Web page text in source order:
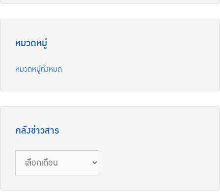
หมวดหมู่
หมวดหมู่ทั้งหมด
คลังข่าวสาร